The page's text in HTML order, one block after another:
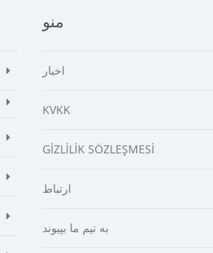
منو
اخبار
KVKK
GİZLİLİK SÖZLEŞMESİ
ارتباط
به تیم ما بپیوند